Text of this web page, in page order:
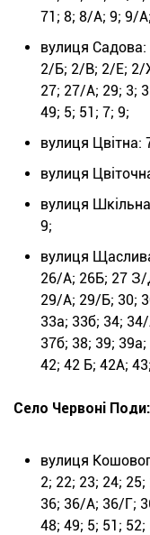
71; 8; 8/А; 9; 9/А;
вулиця
2/Б; 2/В; 2/Е; 2/
27; 27/А; 29; 3;
49; 5; 51; 7; 9;
вулиця Цвітна:
вулиця
вулиця
9;
вулиця
26/А; 26Б; 27
29/А; 29/Б; 30;
33а; 33б; 34;
37б; 38; 39;
42; 42 Б; 42А;
Село Червоні Поди:
вулиця
2; 22; 23; 24;
36; 36/А; 36/Г;
48; 49; 5; 51;